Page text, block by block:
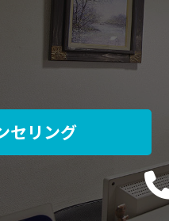
セリング